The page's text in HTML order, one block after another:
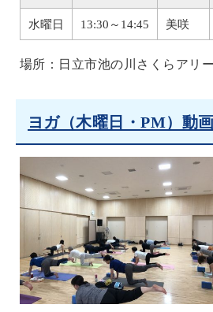
水曜日 13:30～14:45 美咲
場所：日立市池の川さくらアリ
ヨガ（木曜日・PM）動画